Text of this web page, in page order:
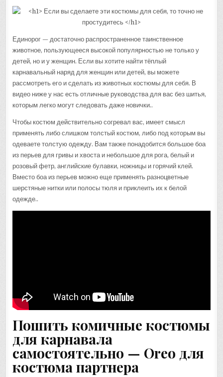
Единорог — достаточно распространенное таинственное
животное, пользующееся высокой популярностью не только у
детей, но и у женщин. Если вы хотите найти тёплый
карнавальный наряд для женщин или детей, вы можете
рассмотреть его и сделать из животных костюмы для себя. В
видео ниже у нас есть отличные руководства для вас без шитья,
которым легко могут следовать даже новички..
Чтобы костюм действительно согревал вас, имеет смысл
применять либо слишком толстый костюм, либо под которым вы
одеваете толстую одежду. Вам также понадобится большое боа
из перьев для гривы и хвоста и небольшое для рога, белый и
розовый фетр, английские булавки, ножницы и горячий клей.
Вместо боа из перьев можно еще применять разноцветные
шерстяные нитки или полосы тюля и приклеить их к белой
одежде..
Пошить комичные костюмы
для карнавала
самостоятельно — Oreo для
костюма партнера